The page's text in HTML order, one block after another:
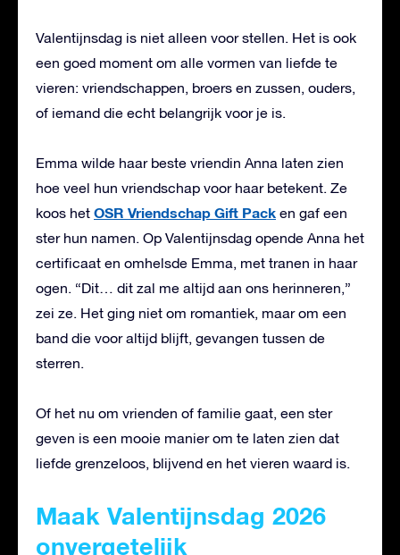
Valentijnsdag is niet alleen voor stellen. Het is ook
een goed moment om alle vormen van liefde te
vieren: vriendschappen, broers en zussen, ouders,
of iemand die echt belangrijk voor je is.
Emma wilde haar beste vriendin Anna laten zien
hoe veel hun vriendschap voor haar betekent. Ze
koos het OSR Vriendschap Gift Pack en gaf een
ster hun namen. Op Valentijnsdag opende Anna het
certificaat en omhelsde Emma, met tranen in haar
ogen. “Dit… dit zal me altijd aan ons herinneren,”
zei ze. Het ging niet om romantiek, maar om een
band die voor altijd blijft, gevangen tussen de
sterren.
Of het nu om vrienden of familie gaat, een ster
geven is een mooie manier om te laten zien dat
liefde grenzeloos, blijvend en het vieren waard is.
Maak Valentijnsdag 2026
onvergetelijk